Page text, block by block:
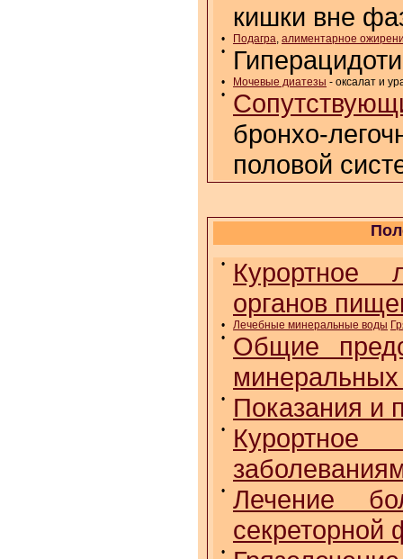
кишки вне
• Подагра, алиментарное
•
• Мочевые диатезы - оксалат и
•
бронхо-
половой
•
Курортное
органов
• Лечебные минеральные воды
•
Общие
минеральных
• Показания и
•
Курортное
•
Лечение
секреторной
•